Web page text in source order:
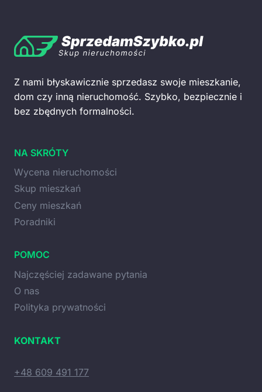
Z nami błyskawicznie sprzedasz swoje mieszkanie,
dom czy inną nieruchomość. Szybko, bezpiecznie i
bez zbędnych formalności.
NA SKRÓTY
Wycena nieruchomości
Skup mieszkań
Ceny mieszkań
Poradniki
POMOC
Najczęściej zadawane pytania
O nas
Polityka prywatności
KONTAKT
+48 609 491 177